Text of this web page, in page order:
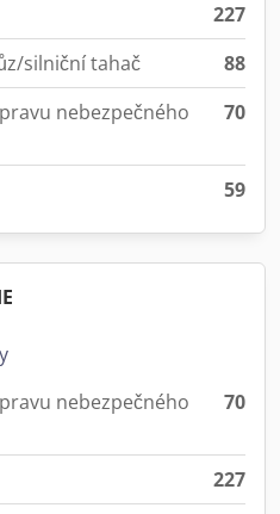
227
silniční tahač
88
nebezpečného
70
59
nebezpečného
70
227